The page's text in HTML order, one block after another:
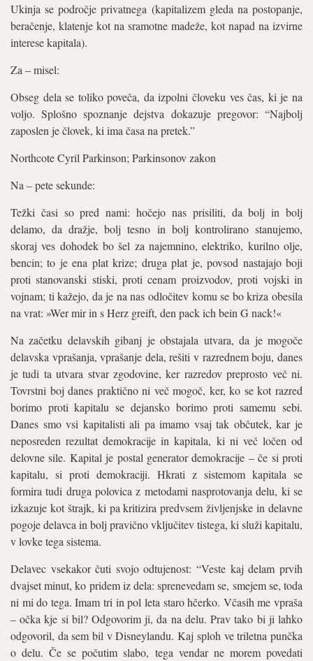
Ukinja se področje privatnega (kapitalizem gleda na postopanje,
beračenje, klatenje kot na sramotne madeže, kot napad na izvirne
interese kapitala).
Za – misel:
Obseg dela se toliko poveča, da izpolni človeku ves čas, ki je na
voljo. Splošno spoznanje dejstva dokazuje pregovor: “Najbolj
zaposlen je človek, ki ima časa na pretek.”
Northcote Cyril Parkinson; Parkinsonov zakon
Na – pete sekunde:
Težki časi so pred nami: hočejo nas prisiliti, da bolj in bolj
delamo, da dražje, bolj tesno in bolj kontrolirano stanujemo,
skoraj ves dohodek bo šel za najemnino, elektriko, kurilno olje,
bencin; to je ena plat krize; druga plat je, povsod nastajajo boji
proti stanovanski stiski, proti cenam proizvodov, proti vojski in
vojnam; ti kažejo, da je na nas odločitev komu se bo kriza obesila
na vrat: »Wer mir in s Herz greift, den pack ich bein G nack!«
Na začetku delavskih gibanj je obstajala utvara, da je mogoče
delavska vprašanja, vprašanje dela, rešiti v razrednem boju, danes
je tudi ta utvara stvar zgodovine, ker razredov preprosto več ni.
Tovrstni boj danes praktično ni več mogoč, ker, ko se kot razred
borimo proti kapitalu se dejansko borimo proti samemu sebi.
Danes smo vsi kapitalisti ali pa imamo vsaj tak občutek, kar je
neposreden rezultat demokracije in kapitala, ki ni več ločen od
delovne sile. Kapital je postal generator demokracije – če si proti
kapitalu, si proti demokraciji. Hkrati z sistemom kapitala se
formira tudi druga polovica z metodami nasprotovanja delu, ki se
izkazuje kot štrajk, ki pa kritizira predvsem življenjske in delavne
pogoje delavca in bolj pravično vključitev tistega, ki služi kapitalu,
v lovke tega sistema.
Delavec vsekakor čuti svojo odtujenost: “Veste kaj delam prvih
dvajset minut, ko pridem iz dela: sprenevedam se, smejem se, toda
ni mi do tega. Imam tri in pol leta staro hčerko. Včasih me vpraša
– očka kje si bil? Odgovorim ji, da na delu. Prav tako bi ji lahko
odgovoril, da sem bil v Disneylandu. Kaj sploh ve triletna punčka
o delu. Če se počutim slabo, tega vendar ne morem povedati